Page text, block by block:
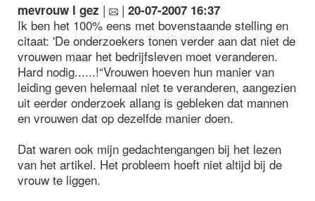
mevrouw l gez | | 20-07-2007 16:37
Ik ben het 100% eens met bovenstaande stelling en
citaat: 'De onderzoekers tonen verder aan dat niet de
vrouwen maar het bedrijfsleven moet veranderen.
Hard nodig......!“Vrouwen hoeven hun manier van
leiding geven helemaal niet te veranderen, aangezien
uit eerder onderzoek allang is gebleken dat mannen
en vrouwen dat op dezelfde manier doen.
Dat waren ook mijn gedachtengangen bij het lezen
van het artikel. Het probleem hoeft niet altijd bij de
vrouw te liggen.